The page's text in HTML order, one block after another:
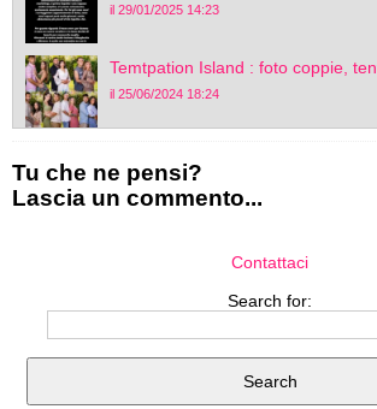
il 29/01/2025 14:23
Temtpation Island : foto coppie,
il 25/06/2024 18:24
Tu che ne pensi?
Lascia un commento...
Contattaci
Search for: